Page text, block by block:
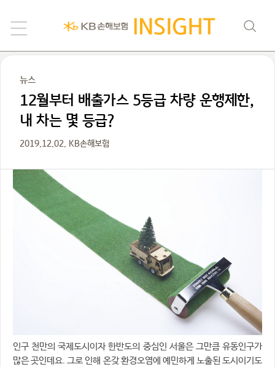
뉴스
12월부터 배출가스 5등급 차량 운행제한,
내 차는 몇 등급?
2019.12.02. KB손해보험
인구 천만의 국제도시이자 한반도의 중심인 서울은 그만큼 유동인구가
많은 곳인데요. 그로 인해 온갖 환경오염에 예민하게 노출된 도시이기도